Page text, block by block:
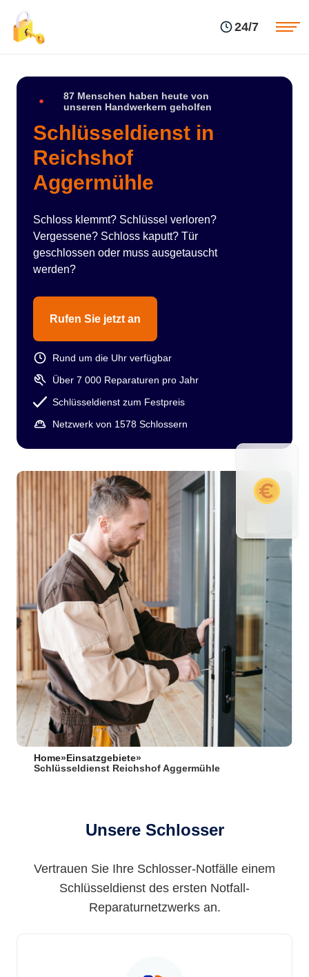
24/7
87 Menschen haben heute von
unseren Handwerkern geholfen
Schlüsseldienst in
Reichshof
Aggermühle
Schloss klemmt? Schlüssel verloren?
Vergessene? Schloss kaputt? Tür
geschlossen oder muss ausgetauscht
werden?
Rufen Sie jetzt an
Rund um die Uhr verfügbar
Über 7 000 Reparaturen pro Jahr
Schlüsseldienst zum Festpreis
Netzwerk von 1578 Schlossern
Home» Einsatzgebiete»
Schlüsseldienst Reichshof Aggermühle
Unsere Schlosser
Vertrauen Sie Ihre Schlosser-Notfälle einem
Schlüsseldienst des ersten Notfall-
Reparaturnetzwerks an.